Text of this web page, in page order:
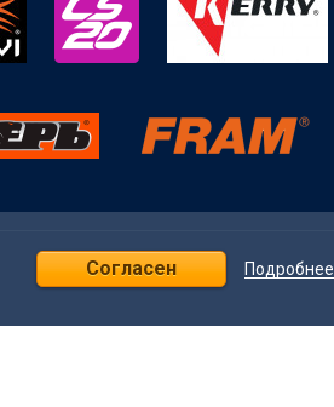
Согласен Подробнее